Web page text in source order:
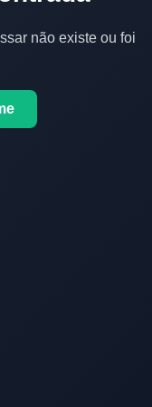
não existe ou foi